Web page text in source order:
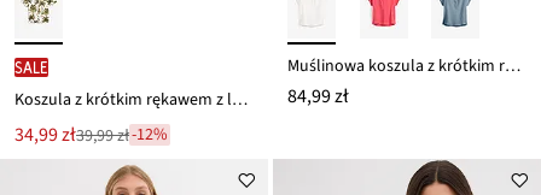
SALE
Koszula z krótkim rękawem z lejącej wiskozy
Nowa
cena
34,99 zł
Przeceniono
39,99 zł-12%
Muślinowa koszula z krótkim rękawem z czystej bawełny
84,99 zł